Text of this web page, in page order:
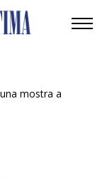
mostra a